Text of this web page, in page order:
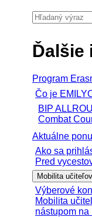
Ďalšie
Program
Čo je
BIP
Combat
Aktuálne
Ako sa
Pred
Mobilita
Výberové
Mobilita
nástupom na